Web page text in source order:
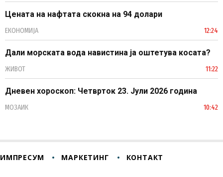
Цената на нафтата скокна на 94 долари
ЕКОНОМИЈА 12:24
Дали морската вода навистина ја оштетува косата?
ЖИВОТ 11:22
Дневен хороскоп: Четврток 23. Јули 2026 година
МОЗАИК 10:42
ИМПРЕСУМ МАРКЕТИНГ КОНТАКТ